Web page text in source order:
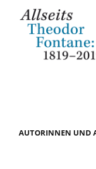
AUTORINNEN UND